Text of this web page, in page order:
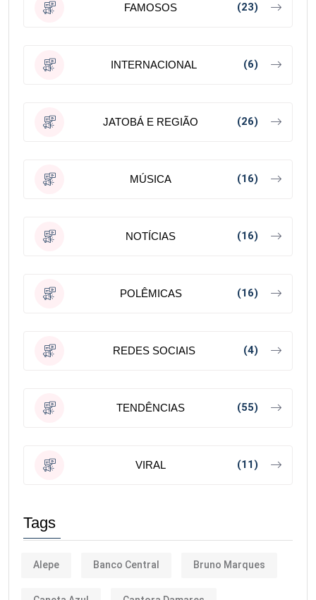
FAMOSOS (23)
INTERNACIONAL (6)
JATOBÁ E REGIÃO (26)
MÚSICA (16)
NOTÍCIAS (16)
POLÊMICAS (16)
REDES SOCIAIS (4)
TENDÊNCIAS (55)
VIRAL (11)
Tags
Alepe Banco Central Bruno Marques